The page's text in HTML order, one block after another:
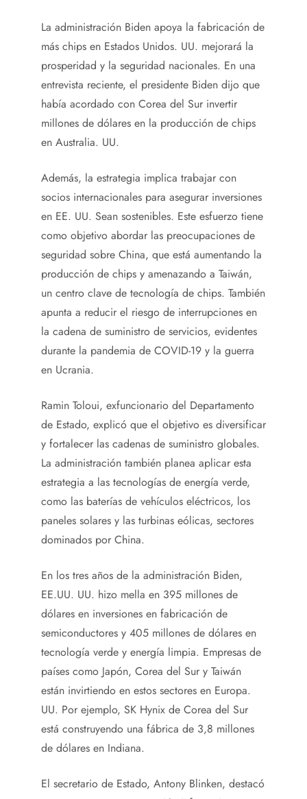
La administración Biden apoya la fabricación de
más chips en Estados Unidos. UU. mejorará la
prosperidad y la seguridad nacionales. En una
entrevista reciente, el presidente Biden dijo que
había acordado con Corea del Sur invertir
millones de dólares en la producción de chips
en Australia. UU.
Además, la estrategia implica trabajar con
socios internacionales para asegurar inversiones
en EE. UU. Sean sostenibles. Este esfuerzo tiene
como objetivo abordar las preocupaciones de
seguridad sobre China, que está aumentando la
producción de chips y amenazando a Taiwán,
un centro clave de tecnología de chips. También
apunta a reducir el riesgo de interrupciones en
la cadena de suministro de servicios, evidentes
durante la pandemia de COVID-19 y la guerra
en Ucrania.
Ramin Toloui, exfuncionario del Departamento
de Estado, explicó que el objetivo es diversificar
y fortalecer las cadenas de suministro globales.
La administración también planea aplicar esta
estrategia a las tecnologías de energía verde,
como las baterías de vehículos eléctricos, los
paneles solares y las turbinas eólicas, sectores
dominados por China.
En los tres años de la administración Biden,
EE.UU. UU. hizo mella en 395 millones de
dólares en inversiones en fabricación de
semiconductores y 405 millones de dólares en
tecnología verde y energía limpia. Empresas de
países como Japón, Corea del Sur y Taiwán
están invirtiendo en estos sectores en Europa.
UU. Por ejemplo, SK Hynix de Corea del Sur
está construyendo una fábrica de 3,8 millones
de dólares en Indiana.
El secretario de Estado, Antony Blinken, destacó